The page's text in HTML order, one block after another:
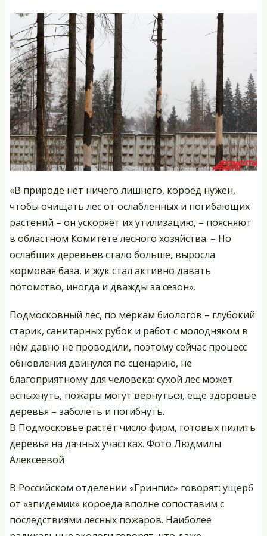
«В природе нет ничего лишнего, короед нужен,
чтобы очищать лес от ослабленных и погибающих
растений – он ускоряет их утилизацию, – поясняют
в областном Комитете лесного хозяйства. – Но
ослабших деревьев стало больше, выросла
кормовая база, и жук стал активно давать
потомство, иногда и дважды за сезон».
Подмосковный лес, по меркам биологов – глубокий
старик, санитарных рубок и работ с молодняком в
нём давно не проводили, поэтому сейчас процесс
обновления двинулся по сценарию, не
благоприятному для человека: сухой лес может
вспыхнуть, пожары могут вернуться, ещё здоровые
деревья – заболеть и погибнуть.
В Подмосковье растёт число фирм, готовых пилить
деревья на дачных участках. Фото Людмилы
Алексеевой
В Российском отделении «Гринпис» говорят: ущерб
от «эпидемии» короеда вполне сопоставим с
последствиями лесных пожаров. Наиболее